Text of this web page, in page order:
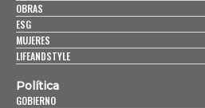
OBRAS
ESG
MUJERES
LIFEANDSTYLE
Política
GOBIERNO